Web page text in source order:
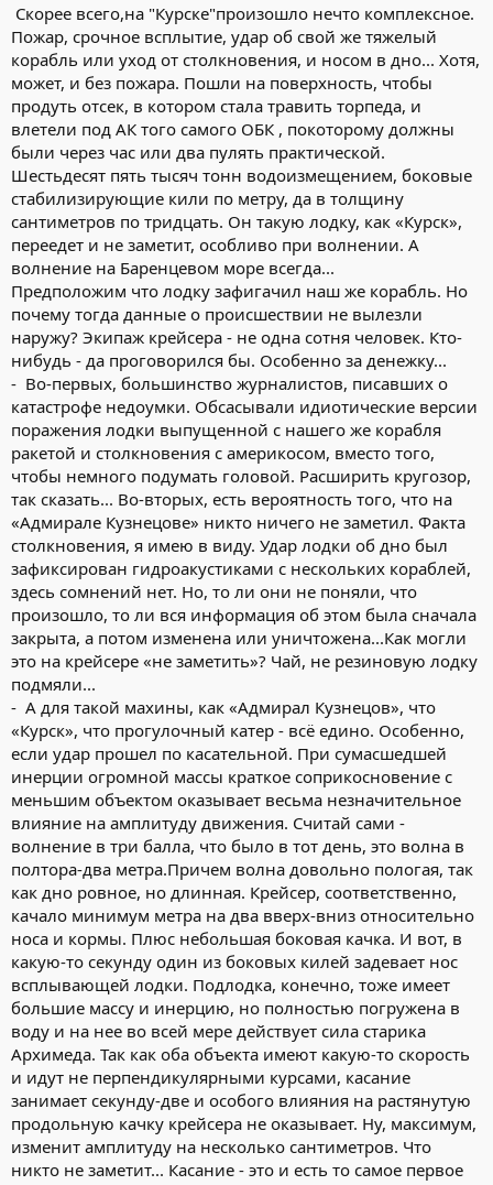
Скорее всего,на "Курске"произошло нечто комплексное.
Пожар, срочное всплытие, удар об свой же тяжелый
корабль или уход от столкновения, и носом в дно... Хотя,
может, и без пожара. Пошли на поверхность, чтобы
продуть отсек, в котором стала травить торпеда, и
влетели под АК того самого ОБК , покоторому должны
были через час или два пулять практической.
Шестьдесят пять тысяч тонн водоизмещением, боковые
стабилизирующие кили по метру, да в толщину
сантиметров по тридцать. Он такую лодку, как «Курск»,
переедет и не заметит, особливо при волнении. А
волнение на Баренцевом море всегда...
Предположим что лодку зафигачил наш же корабль. Но
почему тогда данные о происшествии не вылезли
наружу? Экипаж крейсера - не одна сотня человек. Кто-
нибудь - да проговорился бы. Особенно за денежку...
- Во-первых, большинство журналистов, писавших о
катастрофе недоумки. Обсасывали идиотические версии
поражения лодки выпущенной с нашего же корабля
ракетой и столкновения с америкосом, вместо того,
чтобы немного подумать головой. Расширить кругозор,
так сказать... Во-вторых, есть вероятность того, что на
«Адмирале Кузнецове» никто ничего не заметил. Факта
столкновения, я имею в виду. Удар лодки об дно был
зафиксирован гидроакустиками с нескольких кораблей,
здесь сомнений нет. Но, то ли они не поняли, что
произошло, то ли вся информация об этом была сначала
закрыта, а потом изменена или уничтожена...Как могли
это на крейсере «не заметить»? Чай, не резиновую лодку
подмяли...
- А для такой махины, как «Адмирал Кузнецов», что
«Курск», что прогулочный катер - всё едино. Особенно,
если удар прошел по касательной. При сумасшедшей
инерции огромной массы краткое соприкосновение с
меньшим объектом оказывает весьма незначительное
влияние на амплитуду движения. Считай сами -
волнение в три балла, что было в тот день, это волна в
полтора-два метра.Причем волна довольно пологая, так
как дно ровное, но длинная. Крейсер, соответственно,
качало минимум метра на два вверх-вниз относительно
носа и кормы. Плюс небольшая боковая качка. И вот, в
какую-то секунду один из боковых килей задевает нос
всплывающей лодки. Подлодка, конечно, тоже имеет
большие массу и инерцию, но полностью погружена в
воду и на нее во всей мере действует сила старика
Архимеда. Так как оба объекта имеют какую-то скорость
и идут не перпендикулярными курсами, касание
занимает секунду-две и особого влияния на растянутую
продольную качку крейсера не оказывает. Ну, максимум,
изменит амплитуду на несколько сантиметров. Что
никто не заметит... Касание - это и есть то самое первое